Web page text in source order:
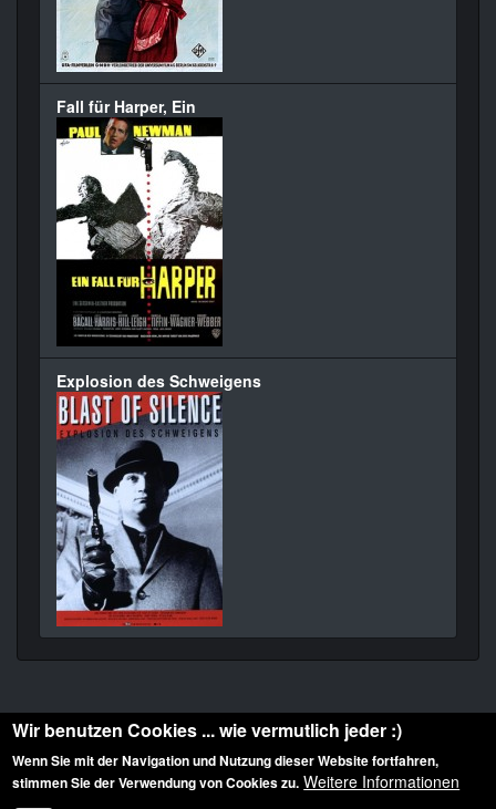
Fall für Harper, Ein
Explosion des Schweigens
Diese Website ist urheberrechtlich geschützt: © 2010-2026 der Film Noir de. Alle
Wir benutzen Cookies ... wie vermutlich jeder :)
Wenn Sie mit der Navigation und Nutzung dieser Website fortfahren,
stimmen Sie der Verwendung von Cookies zu. Weitere Informationen